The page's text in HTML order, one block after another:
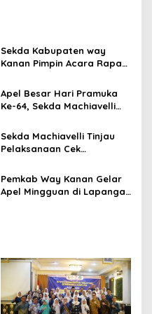
Sekda Kabupaten way
Kanan Pimpin Acara Rapat
Pangeran Tuha
Apel Besar Hari Pramuka
Ke-64, Sekda Machiavelli
Ketahanan Bangsa
Sekda Machiavelli Tinjau
Pelaksanaan Cek
Pemkab Way Kanan Gelar
Apel Mingguan di Lapangan